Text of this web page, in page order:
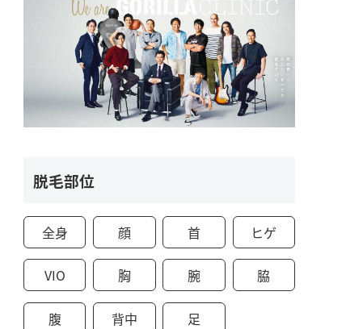
脱毛部位
全身 顔 首 ヒゲ
VIO 胸 腕 脇
腹 背中 足